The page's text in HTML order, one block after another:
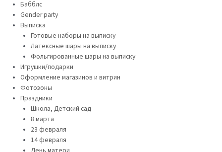
Бабблс
Gender party
Выписка
Готовые наборы на выписку
Латексные шары на выписку
Фольгированные шары на выписку
Игрушки/подарки
Оформление магазинов и витрин
Фотозоны
Праздники
Школа, Детский сад
8 марта
23 февраля
14 февраля
День матери